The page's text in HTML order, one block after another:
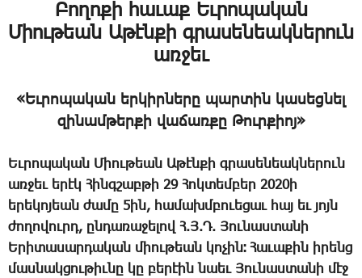
Բողոքի հաւաք Եւրոպական
Միութեան Աթէնքի գրասենեակներուն
առջեւ
«Եւ­րո­պա­կան եր­կիր­նե­րը պար­տին կա­սեց­նել
զի­նամ­թեր­քի վա­ճառ­քը ­Թուր­քիոյ»
Եւ­րո­պա­կան ­Միու­թեան Ա­թէն­քի գրա­սե­նեակ­նե­րուն
առ­ջեւ ե­րէկ ­Հինգ­շաբ­թի 29 ­Հոկ­տեմ­բեր 2020ի
ե­րե­կո­յեան ժա­մը 5ին, հա­մախմ­բո­ւե­ցաւ հայ եւ յոյն
ժո­ղո­վուրդ, ըն­դա­ռա­ջե­լով Հ.Յ.Դ. ­Յու­նաս­տա­նի
Ե­րի­տա­սար­դա­կան ­միու­թեան կո­չին։ ­Հա­ւա­քին ի­րենց
մաս­նակ­ցու­թիւ­նը կը բե­րէին նաեւ ­Յու­նաս­տա­նի մէջ